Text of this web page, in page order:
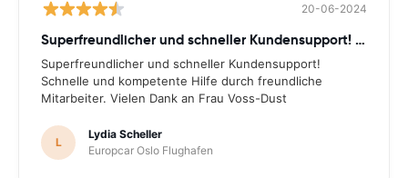
20-06-2024
Superfreundlicher und schneller Kundensupport! Schnelle
Superfreundlicher und schneller Kundensupport!
Schnelle und kompetente Hilfe durch freundliche
Mitarbeiter. Vielen Dank an Frau Voss-Dust
L
Lydia Scheller
Europcar Oslo Flughafen